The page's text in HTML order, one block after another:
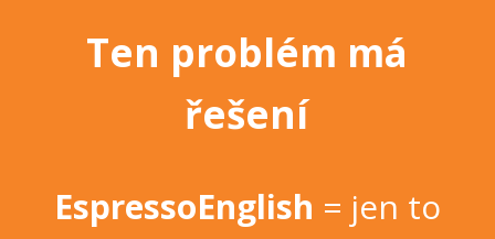
Ten problém má
řešení
EspressoEnglish = jen to